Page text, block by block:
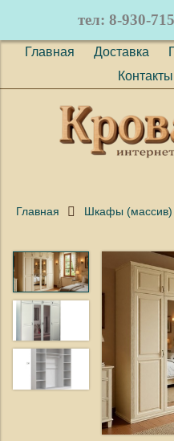
тел: 8-930-
Главная Доставка
Контакты
Главная Шкафы (массив)